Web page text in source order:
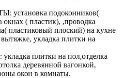
подоконников(
окнах ( пластик), ,проводка
пластиковый плоский) на кухне
укладка плитки на
плитки на пол,отделка
деревянной вагонкой,
окон в комнаты.